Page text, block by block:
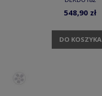
548,90 zł
DO KOSZYKA